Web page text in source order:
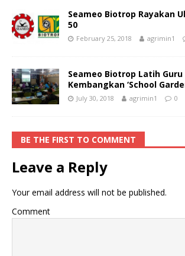
Seameo Biotrop Rayakan
50
February 25, 2018 agrimin1
Seameo Biotrop Latih
Kembangkan ‘School
July 30, 2018 agrimin1 0
BE THE FIRST TO COMMENT
Leave a Reply
Your email address will not be published.
Comment